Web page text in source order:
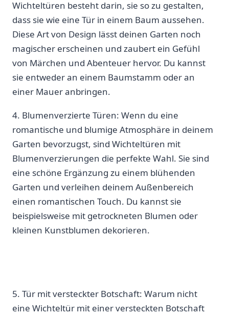
Wichteltüren besteht darin, sie⁤ so zu gestalten,
⁣dass sie wie eine Tür in einem⁤ Baum aussehen.
Diese ⁢Art von Design lässt⁤ deinen Garten​ noch
magischer erscheinen und zaubert ein Gefühl
von Märchen und Abenteuer hervor. Du kannst
sie entweder⁢ an einem Baumstamm oder an
einer Mauer anbringen.
4. ⁣Blumenverzierte Türen: Wenn du eine
romantische und ‍blumige Atmosphäre ⁢in deinem
Garten bevorzugst, sind Wichteltüren mit
Blumenverzierungen die perfekte Wahl. Sie sind
eine schöne Ergänzung zu einem blühenden
⁢Garten und‍ verleihen‌ deinem ‍Außenbereich
einen romantischen Touch.⁣ Du kannst sie
beispielsweise mit ⁤getrockneten Blumen oder
kleinen Kunstblumen dekorieren.
5. Tür mit⁢ versteckter Botschaft: Warum nicht
eine Wichteltür mit einer versteckten ⁤Botschaft⁤